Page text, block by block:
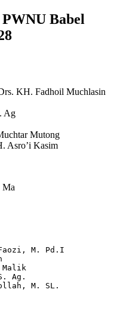
Babel
KH. Fadhoil Muchlasin
Ag
Mutong
Asro’i Kasim
Ma
M. Pd.I
Malik
Ag.
M. SL.